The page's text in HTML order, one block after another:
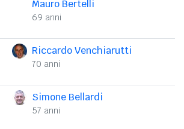
Mauro Bertelli
69 anni
Riccardo Venchiarutti
70 anni
Simone Bellardi
57 anni